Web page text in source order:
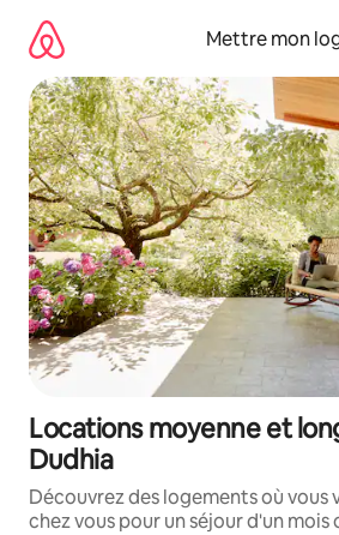
directement
contenu
Mettre mon
Locations moyenne et
Dudhia
Découvrez des logements où vous
chez vous pour un séjour d'un mois